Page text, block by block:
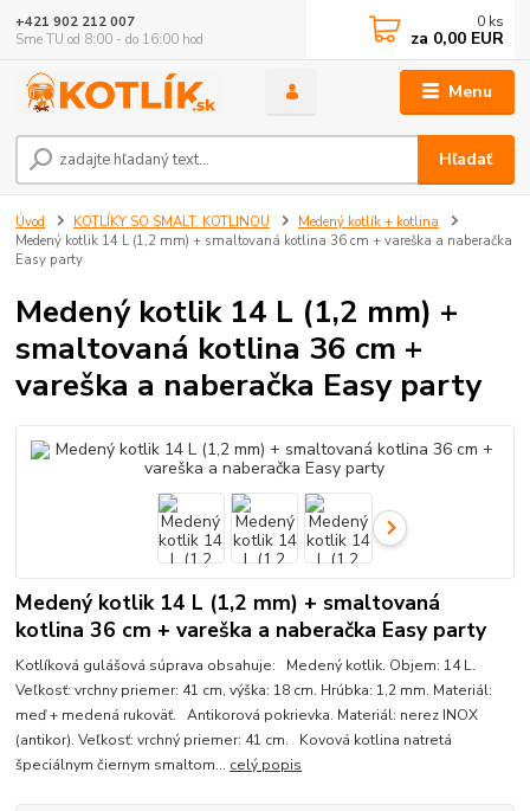
Menu
Hľadať
+421 902 212 007
Sme TU od 8:00 - do 16:00 hod
0 ks
za 0,00 EUR
Úvod KOTLÍKY SO SMALT. KOTLINOU
Medený kotlík + kotlina
Medený kotlik 14 L (1,2 mm) + smaltovaná kotlina 36 cm + vareška a naberačka
Easy party
Medený kotlik 14 L (1,2 mm) +
smaltovaná kotlina 36 cm +
vareška a naberačka Easy party
Medený kotlik 14 L (1,2 mm) + smaltovaná
kotlina 36 cm + vareška a naberačka Easy party
Kotlíková gulášová súprava obsahuje: Medený kotlik. Objem: 14 L.
Veľkosť: vrchny priemer: 41 cm, výška: 18 cm. Hrúbka: 1,2 mm. Materiál:
meď + medená rukoväť. Antikorová pokrievka. Materiál: nerez INOX
(antikor). Veľkosť: vrchný priemer: 41 cm. Kovová kotlina natretá
špeciálnym čiernym smaltom... celý popis